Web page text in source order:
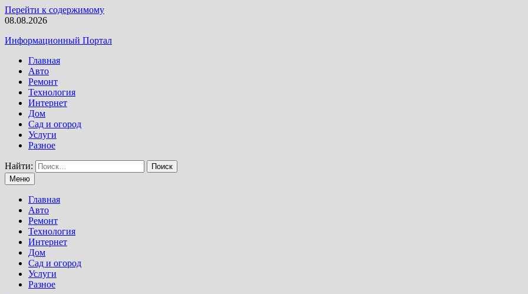
Перейти к содержимому
08.08.2026
Информационный Портал
Главная
Авто
Ремонт
Технология
Интернет
Дом
Сад и огород
Услуги
Разное
Найти:
Меню
Главная
Авто
Ремонт
Технология
Интернет
Дом
Сад и огород
Услуги
Разное